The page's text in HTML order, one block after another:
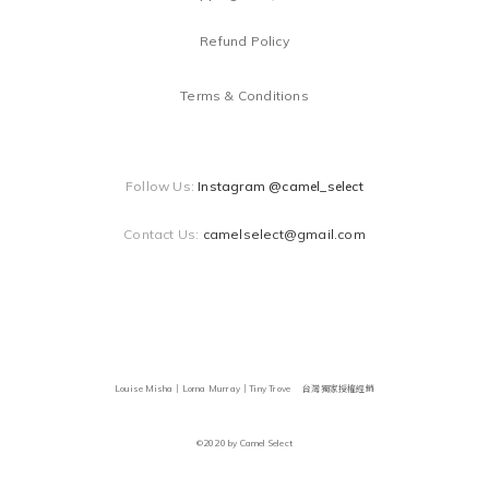
Refund Policy
Terms & Conditions
Follow Us:Instagram @camel_select
Contact Us: camelselect@gmail.com
Louise Misha｜Lorna Murray｜Tiny Trove 台灣獨家授權經銷
©2020 by Camel Select